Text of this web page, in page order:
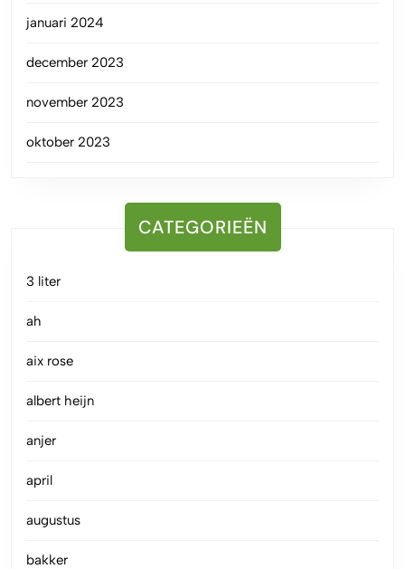
januari 2024
december 2023
november 2023
oktober 2023
CATEGORIEËN
3 liter
ah
aix rose
albert heijn
anjer
april
augustus
bakker